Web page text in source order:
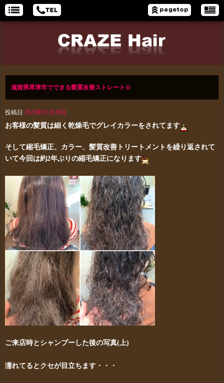
滋賀県草津市でできる髪質改善ストレート☆
投稿日 2023年11月29日
お客様の髪質は細く乾燥毛でグレイカラーをされてます
そして縮毛矯正、カラー、髪質改善トリートメントを繰り返されて
いて今回は約2年ぶりの縮毛矯正になります
ご来店時とシャンプーした後の写真(上)
濡れてるとクセが目立ちます・・・